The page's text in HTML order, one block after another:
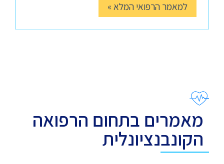
למאמר הרפואי המלא »
מאמרים בתחום הרפואה
הקונבנציונלית